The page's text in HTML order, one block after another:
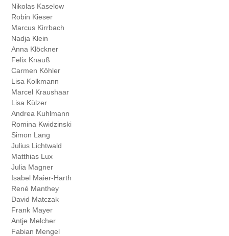
Nikolas Kaselow
Robin Kieser
Marcus Kirrbach
Nadja Klein
Anna Klöckner
Felix Knauß
Carmen Köhler
Lisa Kolkmann
Marcel Kraushaar
Lisa Külzer
Andrea Kuhlmann
Romina Kwidzinski
Simon Lang
Julius Lichtwald
Matthias Lux
Julia Magner
Isabel Maier-Harth
René Manthey
David Matczak
Frank Mayer
Antje Melcher
Fabian Mengel